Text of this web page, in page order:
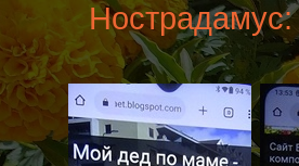
Нострадамус: